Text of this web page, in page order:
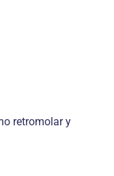
retromolar y